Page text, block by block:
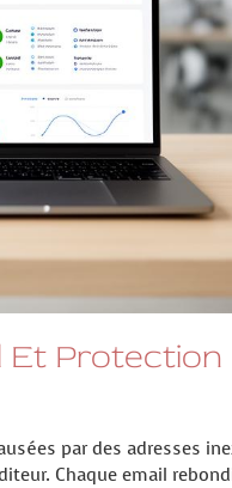
Et
par des adresses
Chaque email